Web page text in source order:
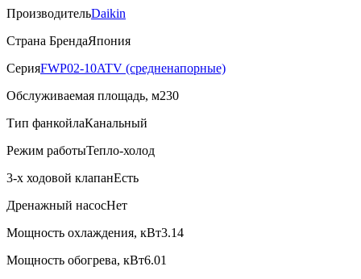
ПроизводительDaikin
Страна БрендаЯпония
СерияFWP02-10ATV (средненапорные)
Обслуживаемая площадь, м230
Тип фанкойлаКанальный
Режим работыТепло-холод
3-х ходовой клапанЕсть
Дренажный насосНет
Мощность охлаждения, кВт3.14
Мощность обогрева, кВт6.01